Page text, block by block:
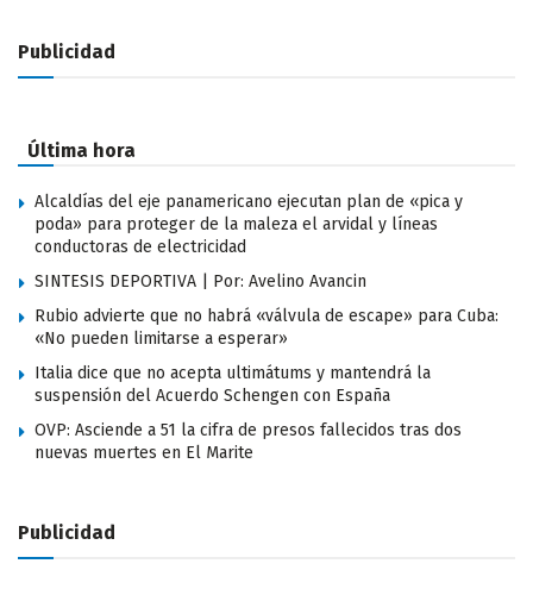
Publicidad
Última hora
Alcaldías del eje panamericano ejecutan plan de «pica y
poda» para proteger de la maleza el arvidal y líneas
conductoras de electricidad
SINTESIS DEPORTIVA | Por: Avelino Avancin
Rubio advierte que no habrá «válvula de escape» para Cuba:
«No pueden limitarse a esperar»
Italia dice que no acepta ultimátums y mantendrá la
suspensión del Acuerdo Schengen con España
OVP: Asciende a 51 la cifra de presos fallecidos tras dos
nuevas muertes en El Marite
Publicidad